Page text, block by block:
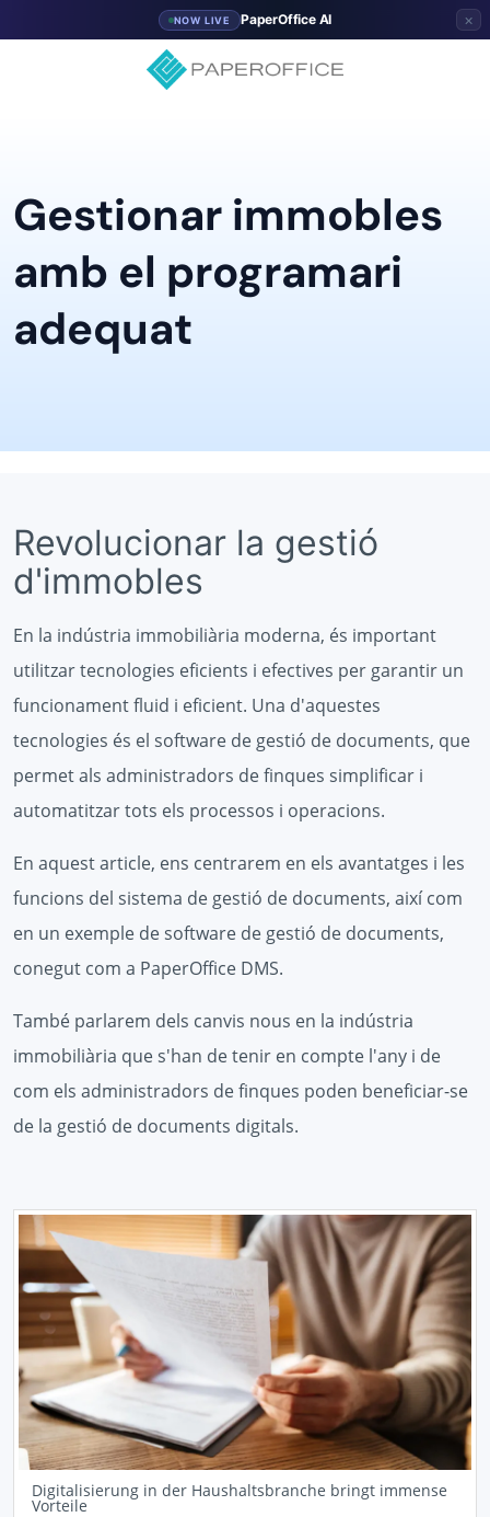
NOW LIVE PaperOffice AI ×
Gestionar immobles
amb el programari
adequat
Revolucionar la gestió
d'immobles
En la indústria immobiliària moderna, és important
utilitzar tecnologies eficients i efectives per garantir un
funcionament fluid i eficient. Una d'aquestes
tecnologies és el software de gestió de documents, que
permet als administradors de finques simplificar i
automatitzar tots els processos i operacions.
En aquest article, ens centrarem en els avantatges i les
funcions del sistema de gestió de documents, així com
en un exemple de software de gestió de documents,
conegut com a PaperOffice DMS.
També parlarem dels canvis nous en la indústria
immobiliària que s'han de tenir en compte l'any i de
com els administradors de finques poden beneficiar-se
de la gestió de documents digitals.
Digitalisierung in der Haushaltsbranche bringt immense
Vorteile